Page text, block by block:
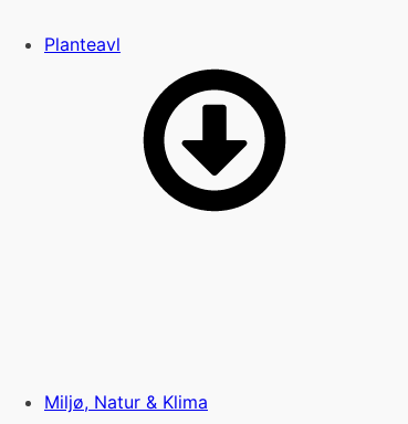
Planteavl
Miljø, Natur & Klima